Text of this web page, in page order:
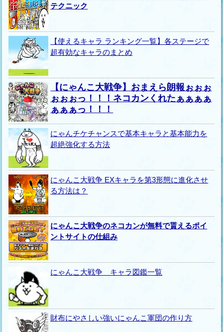
テクニック
【使えるキャラ ランキング一覧】各ステージで
超有効なキャラのまとめ
【にゃんこ大戦争】おまえら朗報ぉぉぉ
ぉぉぉっ！！！ネコカンくれたぁぁぁぁ
ぁぁぁっ！！！
にゃんチケチャンスで基本キャラと基本能力を
超絶強化する方法
にゃんこ大戦争 EXキャラを第3形態に進化させ
る方法は？
にゃんこ大戦争のネコカンが無料で貰えるポイ
ントサイトの仕組み
にゃんこ大戦争 キャラ図鑑一覧
財布にやさしい強いにゃんこ軍団の作り方